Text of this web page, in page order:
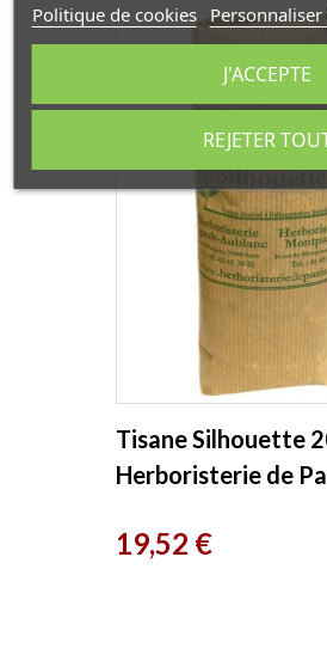
Tisane Silhouette
Herboristerie de
Prix
19,52 €
Politique de cookies Personnaliser
REJETER
J'ACCEPTE